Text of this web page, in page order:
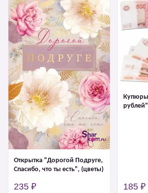
Открытка "Дорогой Подруге,
Спасибо, что ты есть", (цветы)
235 ₽
Купюры
рублей"
185 ₽